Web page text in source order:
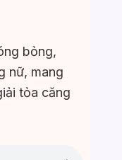
bỏng,
nữ, mang
tỏa căng